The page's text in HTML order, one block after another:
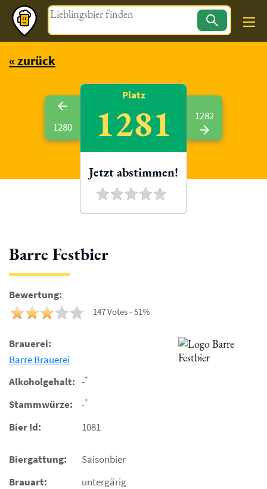
Magazin
« zurück
Barre Festbier
Bewertung:
147 Votes - 51%
Brauerei:
Barre Brauerei
Alkoholgehalt: -*
Stammwürze: -*
Bier Id: 1081
Biergattung:
Saisonbier
Brauart:
untergärig
1280
Platz
1281
Jetzt abstimmen!
1282